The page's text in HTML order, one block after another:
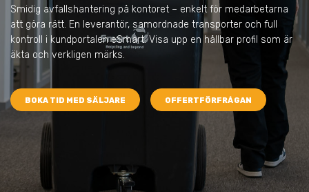
Smidig avfallshantering på kontoret – enkelt för medarbetarna
att göra rätt. En leverantör, samordnade transporter och full
kontroll i kundportalen eSmart. Visa upp en hållbar profil som är
äkta och verkligen märks.
BOKA TID MED SÄLJARE OFFERTFÖRFRÅGAN